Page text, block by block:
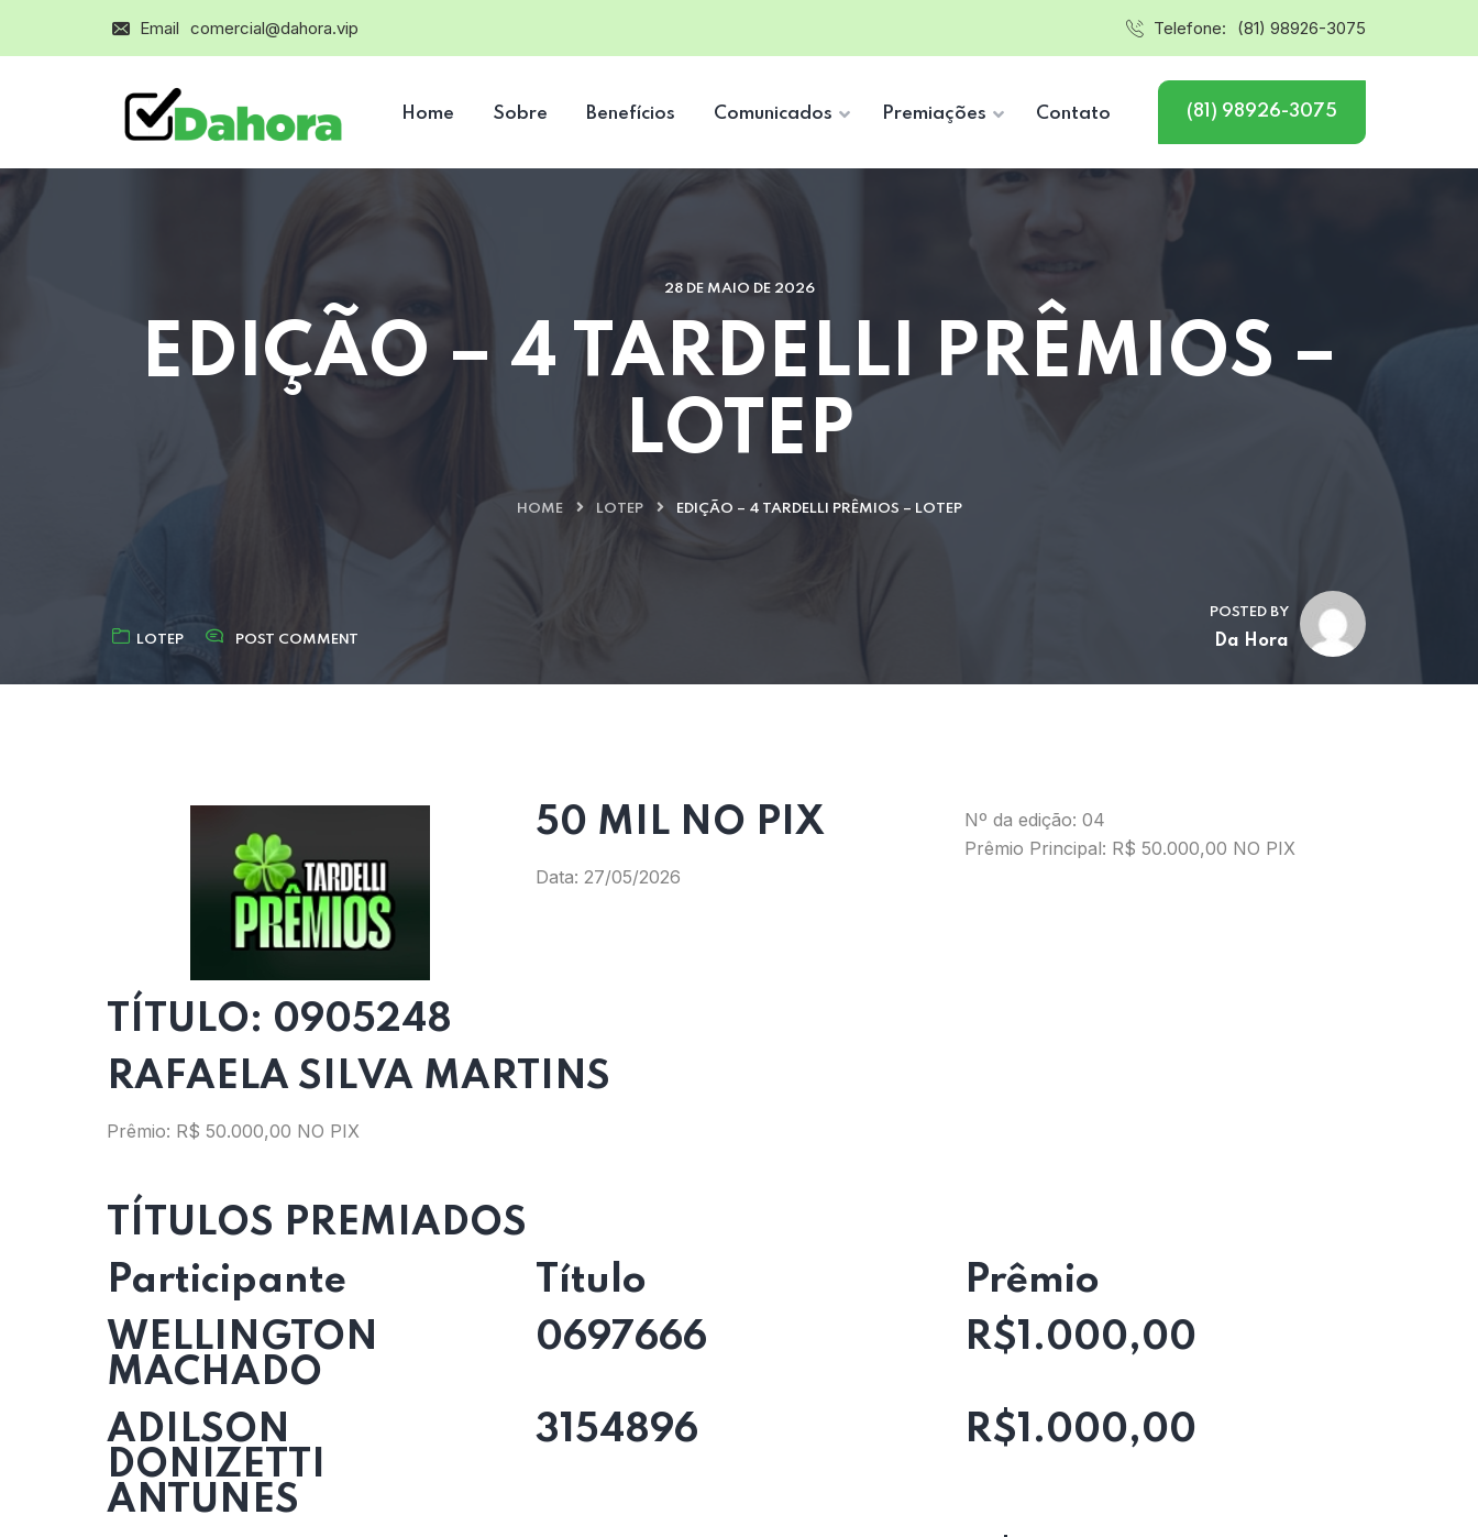
Email comercial@dahora.vip Telefone: (81) 98926-3075
Home Sobre Benefícios Comunicados Premiações Contato (81) 98926-3075
28 DE MAIO DE 2026
EDIÇÃO – 4 TARDELLI PRÊMIOS –
LOTEP
HOME LOTEP EDIÇÃO – 4 TARDELLI PRÊMIOS – LOTEP
LOTEP POST COMMENT
POSTED BY
Da Hora
50 MIL NO PIX
Data: 27/05/2026
Nº da edição: 04
Prêmio Principal: R$ 50.000,00 NO PIX
TÍTULO: 0905248
RAFAELA SILVA MARTINS
Prêmio: R$ 50.000,00 NO PIX
TÍTULOS PREMIADOS
Participante
Título
Prêmio
WELLINGTON
MACHADO
0697666 R$1.000,00
ADILSON
DONIZETTI
ANTUNES
3154896 R$1.000,00